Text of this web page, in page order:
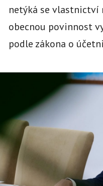
netýká se vlastnictví
obecnou povinnost
podle zákona o